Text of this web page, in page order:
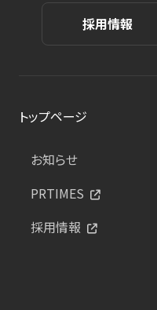
採用情報
トップページ
お知らせ
PRTIMES
採用情報